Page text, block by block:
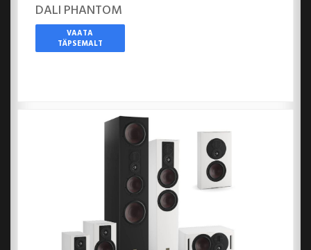
DALI PHANTOM
VAATA
TÄPSEMALT